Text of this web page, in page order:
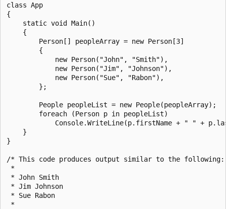
class App
{
    static void Main()
    {
        Person[] peopleArray = new Person[3]
        {
            new Person("John", "Smith"),
            new Person("Jim", "Johnson"),
            new Person("Sue", "Rabon"),
        };
        People peopleList = new People(peopleArray);
        foreach (Person p in peopleList)
Console.WriteLine(p.firstName + " " +
    }
}
/* This code produces output similar to the following:
*
* John Smith
* Jim Johnson
* Sue Rabon
*